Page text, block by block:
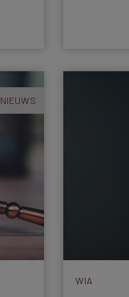
NIEUWS
WIA